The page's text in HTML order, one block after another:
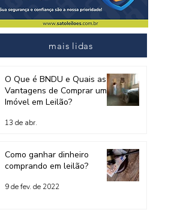
mais lidas
O Que é BNDU e Quais as
Vantagens de Comprar um
Imóvel em Leilão?
13 de abr.
Como ganhar dinheiro
comprando em leilão?
9 de fev. de 2022